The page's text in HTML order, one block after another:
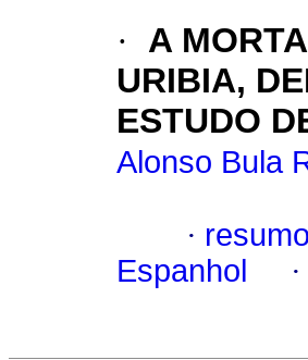
·
A
URIBIA,
ESTUDO
Alonso Bula
·
Espanhol
·